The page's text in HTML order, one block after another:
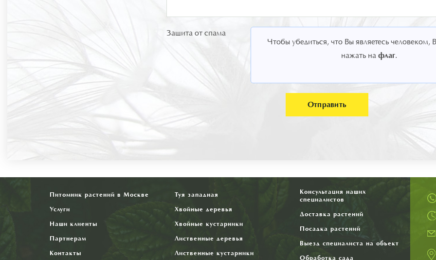
Защита от спама
Чтобы убедиться, что Вы являетесь человеком,
нажать на флаг.
Отправить
Питомник растений в Москве
Услуги
Наши клиенты
Партнерам
Контакты
Туя западная
Хвойные деревья
Хвойные кустарники
Лиственные деревья
Лиственные кустарники
Консультация наших
специалистов
Доставка растений
Посадка растений
Выезд специалиста на объект
Обработка сада